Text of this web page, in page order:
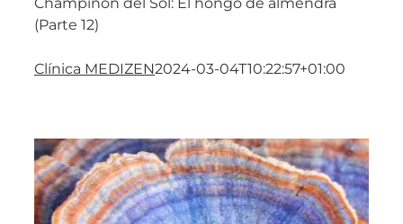
(Parte 12)
Clínica MEDIZEN2024-03-04T10:22:57+01:00